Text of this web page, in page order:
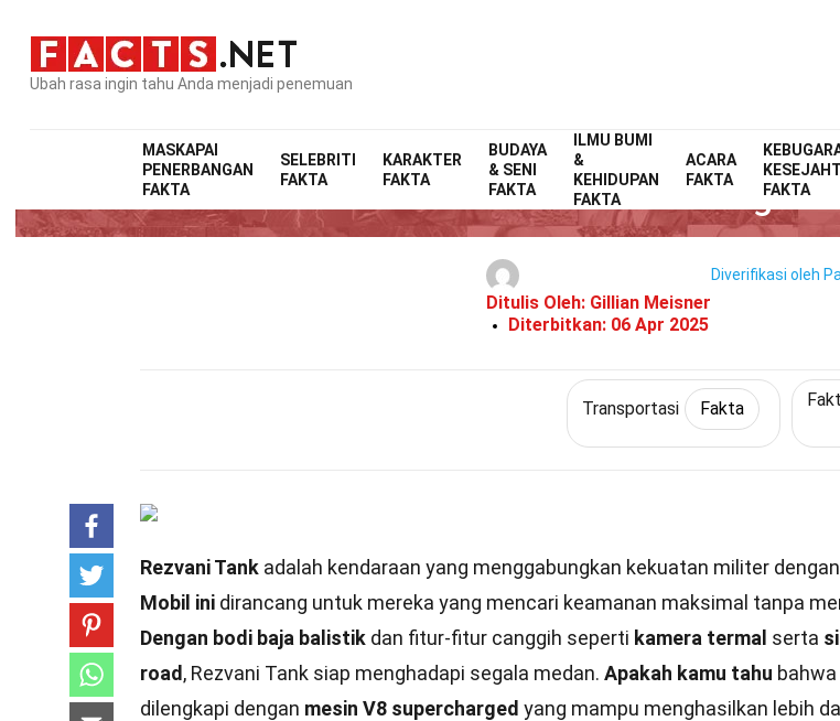
Ubah rasa ingin tahu Anda menjadi penemuan
MASKAPAI
PENERBANGAN
FAKTA
SELEBRITI
FAKTA
KARAKTER
FAKTA
BUDAYA
& SENI
FAKTA
ILMU BUMI
&
KEHIDUPAN
FAKTA
ACARA
FAKTA
FAKTA
Home Teknologi & Sains Fakta
30 Fakta Tentang
Ditulis Oleh: Gillian Meisner
Diterbitkan: 06 Apr 2025
Diverifikasi oleh
Transportasi Fakta
Rezvani Tank adalah kendaraan yang menggabungkan kekuatan militer
Mobil ini dirancang untuk mereka yang mencari keamanan maksimal tanpa
Dengan bodi baja balistik dan fitur-fitur canggih seperti kamera termal serta
road , Rezvani Tank siap menghadapi segala medan. Apakah kamu tahu
dilengkapi dengan mesin V8 supercharged yang mampu menghasilkan lebih